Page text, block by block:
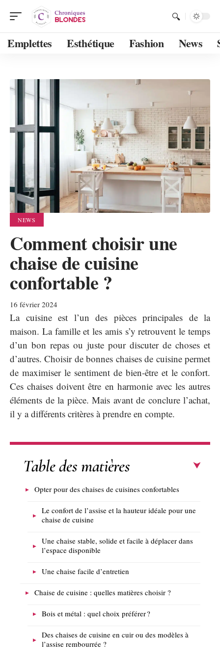
Emplettes Esthétique Fashion News
NEWS
Comment choisir une
chaise de cuisine
confortable ?
16 février 2024
La cuisine est l’un des pièces principales de la
maison. La famille et les amis s’y retrouvent le temps
d’un bon repas ou juste pour discuter de choses et
d’autres. Choisir de bonnes chaises de cuisine permet
de maximiser le sentiment de bien-être et le confort.
Ces chaises doivent être en harmonie avec les autres
éléments de la pièce. Mais avant de conclure l’achat,
il y a différents critères à prendre en compte.
Table des matières
Opter pour des chaises de cuisines confortables
Le confort de l’assise et la hauteur idéale pour une
chaise de cuisine
Une chaise stable, solide et facile à déplacer dans
l’espace disponible
Une chaise facile d’entretien
Chaise de cuisine : quelles matières choisir ?
Bois et métal : quel choix préférer ?
Des chaises de cuisine en cuir ou des modèles à
l’assise rembourrée ?